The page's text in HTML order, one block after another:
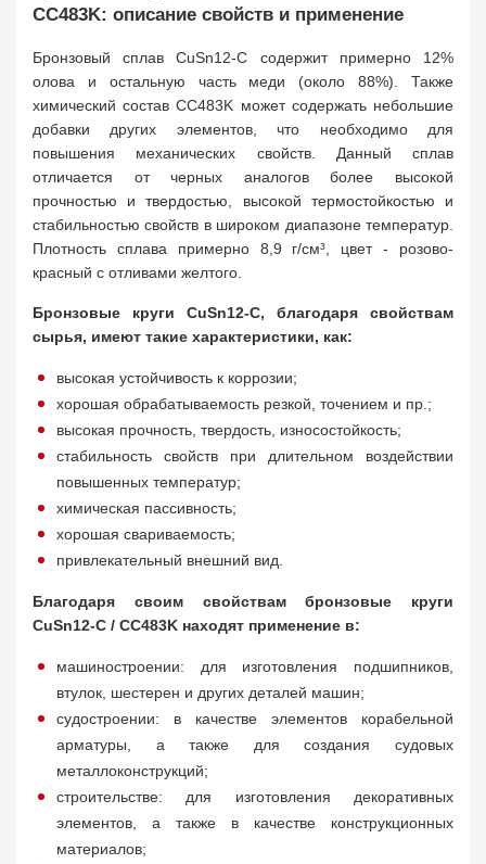
CC483K: описание свойств и применение
Бронзовый сплав CuSn12-C содержит примерно 12%
олова и остальную часть меди (около 88%). Также
химический состав CC483K может содержать небольшие
добавки других элементов, что необходимо для
повышения механических свойств. Данный сплав
отличается от черных аналогов более высокой
прочностью и твердостью, высокой термостойкостью и
стабильностью свойств в широком диапазоне температур.
Плотность сплава примерно 8,9 г/см³, цвет - розово-
красный с отливами желтого.
Бронзовые круги CuSn12-C, благодаря свойствам
сырья, имеют такие характеристики, как:
высокая устойчивость к коррозии;
хорошая обрабатываемость резкой, точением и пр.;
высокая прочность, твердость, износостойкость;
стабильность свойств при длительном воздействии
повышенных температур;
химическая пассивность;
хорошая свариваемость;
привлекательный внешний вид.
Благодаря своим свойствам бронзовые круги
CuSn12-C / CC483K находят применение в:
машиностроении: для изготовления подшипников,
втулок, шестерен и других деталей машин;
судостроении: в качестве элементов корабельной
арматуры, а также для создания судовых
металлоконструкций;
строительстве: для изготовления декоративных
элементов, а также в качестве конструкционных
материалов;